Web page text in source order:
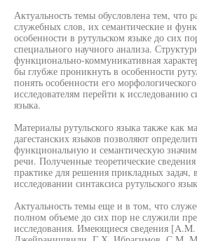
Актуальность темы обусловлена тем, что
служебных слов, их семантические и
особенности в рутульском языке до сих
специального научного анализа.
функционально-коммуникативная
бы глубже проникнуть в особенности
понять особенности его
исследователям перейти к исследованию
языка.
Материалы рутульского языка также как
дагестанских языков позволяют
функциональную и семантическую
речи. Полученные теоретические
практике для решения прикладных задач,
исследовании синтаксиса рутульского
Актуальность темы еще и в том, что
полном объеме до сих пор не служили
исследования. Имеющиеся сведения